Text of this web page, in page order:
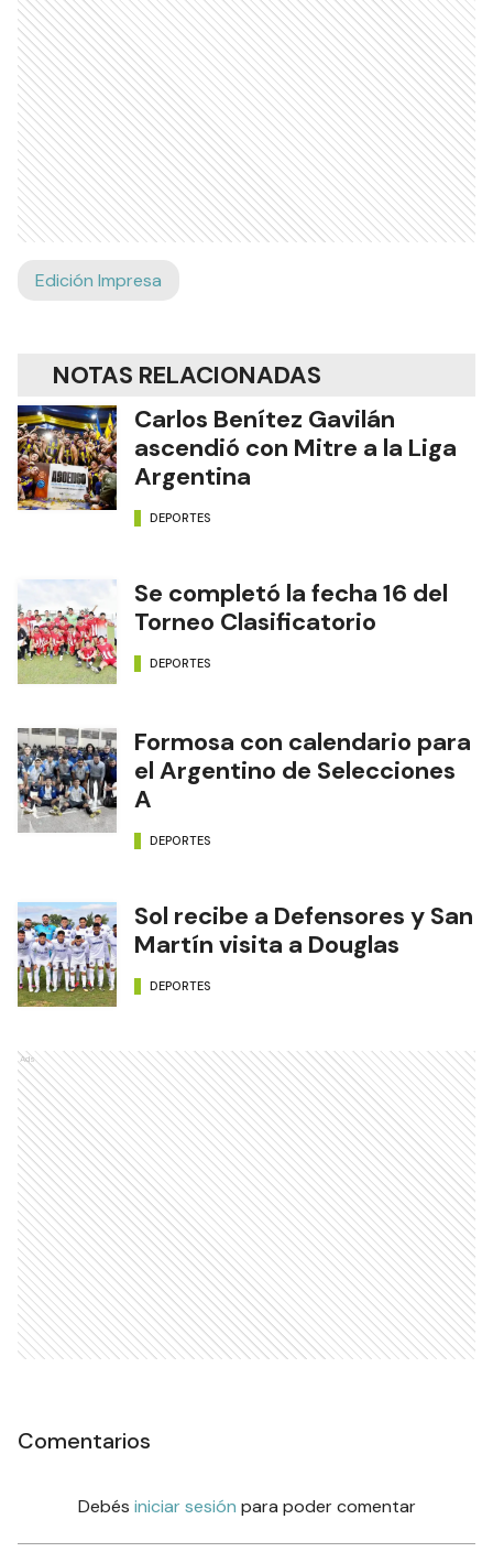
Edición Impresa
NOTAS RELACIONADAS
Carlos Benítez Gavilán
ascendió con Mitre a la Liga
Argentina
DEPORTES
Se completó la fecha 16 del
Torneo Clasificatorio
DEPORTES
Formosa con calendario para
el Argentino de Selecciones
A
DEPORTES
Sol recibe a Defensores y San
Martín visita a Douglas
DEPORTES
Ads
Comentarios
Debés iniciar sesión para poder comentar